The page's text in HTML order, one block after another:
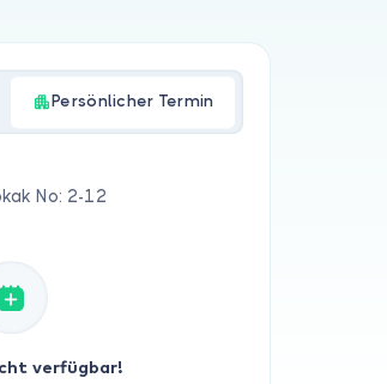
Persönlicher Termin
No: 2-12
verfügbar!